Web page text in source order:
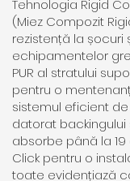
Tehnologia Rigid
(Miez Compozit
rezistență la șocuri
echipamentelor
PUR al stratului
pentru o
sistemul eficient
datorat
absorbe până la 19
Click pentru o
toate evidențiază